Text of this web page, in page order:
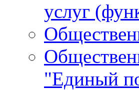
услуг
"Единый